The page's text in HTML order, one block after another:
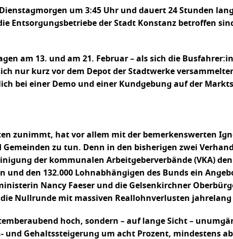
um 3:45 Uhr und dauert 24 Stunden
Entsorgungsbetriebe der Stadt Konstanz betroffen
am 13. und am 21. Februar – als sich die
nur kurz vor dem Depot der Stadtwerke
bei einer Demo und einer Kundgebung auf der
zunimmt, hat vor allem mit der bemerkenswerten
zu tun. Denn in den bisherigen zwei
der kommunalen Arbeitgeberverbände (VKA)
und den 132.000 Lohnabhängigen des Bunds ein
Nancy Faeser und die Gelsenkirchner
Nullrunde mit massiven Reallohnverlusten jahrelang
hoch, sondern – auf lange Sicht –
und Gehaltssteigerung um acht Prozent, mindestens